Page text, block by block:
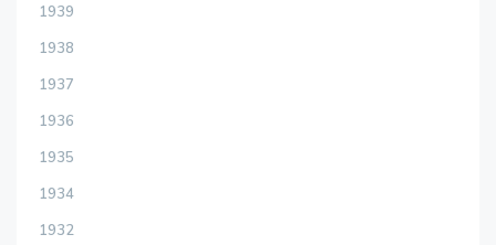
1939
1938
1937
1936
1935
1934
1932